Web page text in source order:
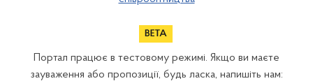
Портал працює в тестовому режимі. Якщо ви маєте
зауваження або пропозиції, будь ласка, напишіть нам: